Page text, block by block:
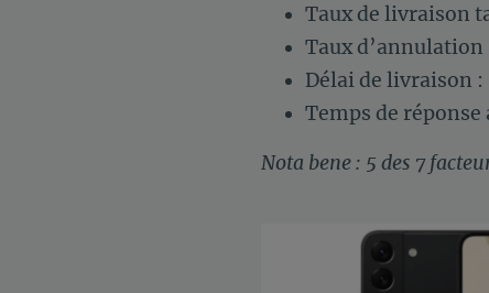
Taux de livraison
Taux d’annulation
Délai de livraison :
Temps de réponse
Nota bene : 5 des 7